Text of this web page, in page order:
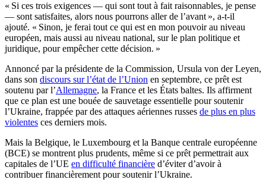
« Si ces trois exigences — qui sont tout à fait raisonnables, je pense
— sont satisfaites, alors nous pourrons aller de l’avant », a-t-il
ajouté. « Sinon, je ferai tout ce qui est en mon pouvoir au niveau
européen, mais aussi au niveau national, sur le plan politique et
juridique, pour empêcher cette décision. »
Annoncé par la présidente de la Commission, Ursula von der Leyen,
dans son discours sur l’état de l’Union en septembre, ce prêt est
soutenu par l’Allemagne, la France et les États baltes. Ils affirment
que ce plan est une bouée de sauvetage essentielle pour soutenir
l’Ukraine, frappée par des attaques aériennes russes de plus en plus
violentes ces derniers mois.
Mais la Belgique, le Luxembourg et la Banque centrale européenne
(BCE) se montrent plus prudents, même si ce prêt permettrait aux
capitales de l’UE en difficulté financière d’éviter d’avoir à
contribuer financièrement pour soutenir l’Ukraine.